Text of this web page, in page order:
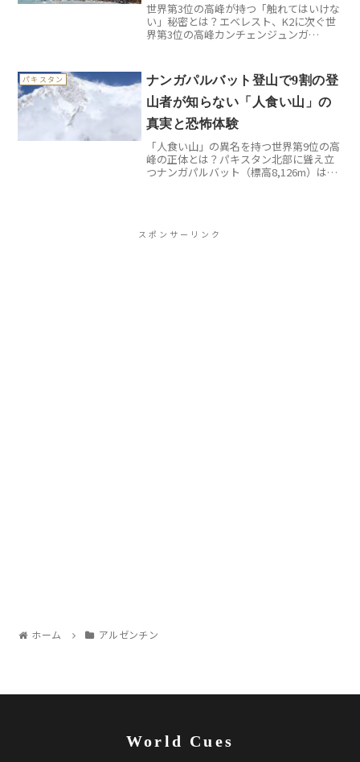
世界第3位の高峰が持つ「触れてはいけな
い」秘密とは？エベレスト、K2に次ぐ世
界第3位の高峰カンチェンジュンガ
存在します。それは山頂を踏んではいけ
ないという現地...
パキスタン
ナンガパルバット登山で9割の登
山者が知らない「人食い山」の
真実と恐怖体験
「人食い山」の異名を持つ世界第9位の高
峰の正体とは？パキスタン北部に聳え立
つナンガパルバット（標高8,126m）は、
スポンサーリンク
ホーム アルゼンチン
World Cues